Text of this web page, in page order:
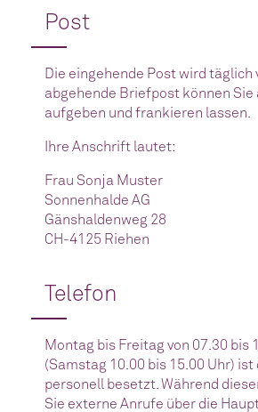
Post
Die eingehende Post wird täglich
abgehende Briefpost können Sie
aufgeben und frankieren lassen.
Ihre Anschrift lautet:
Frau Sonja Muster
Sonnenhalde AG
Gänshaldenweg 28
CH-4125 Riehen
Telefon
Montag bis Freitag von 07.30 bis
(Samstag 10.00 bis 15.00 Uhr)
personell besetzt. Während
Sie externe Anrufe über die